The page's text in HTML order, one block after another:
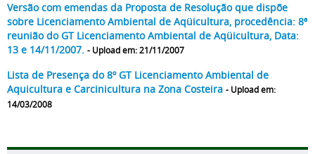
Versão com emendas da Proposta de Resolução que dispõe
sobre Licenciamento Ambiental de Aqüicultura, procedência: 8ª
reunião do GT Licenciamento Ambiental de Aqüicultura, Data:
13 e 14/11/2007. - Upload em: 21/11/2007
Lista de Presença do 8º GT Licenciamento Ambiental de
Aquicultura e Carcinicultura na Zona Costeira - Upload em:
14/03/2008